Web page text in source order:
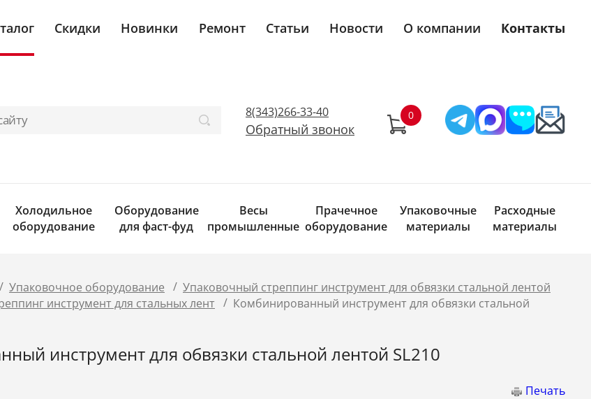
Скидки Новинки Ремонт Статьи Новости О компании Контакты
8(343)266-33-40
Обратный звонок
Холодильное
оборудование
Оборудование
для фаст-фуд
Весы
промышленные
Прачечное
оборудование
Упаковочные
материалы
Расходные
материалы
/ Упаковочное оборудование / Упаковочный стреппинг инструмент для обвязки стальной лентой
инструмент для стальных лент / Комбинированный инструмент для обвязки стальной
инструмент для обвязки стальной лентой SL210
Печать